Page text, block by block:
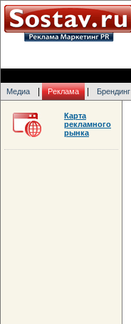
Медиа Реклама Брендинг
Карта
рекламного
рынка